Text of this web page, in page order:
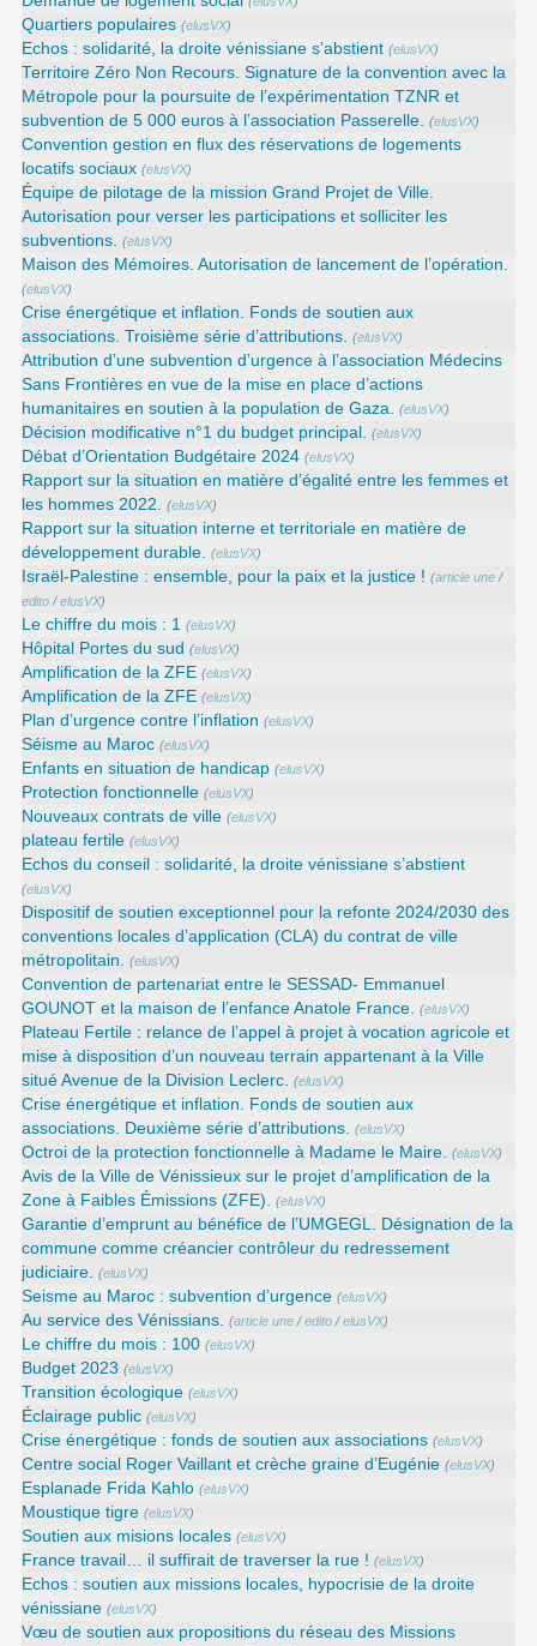
Quartiers populaires (elusVX)
Echos : solidarité, la droite vénissiane s’abstient (elusVX)
Territoire Zéro Non Recours. Signature de la convention avec la
Métropole pour la poursuite de l’expérimentation TZNR et
subvention de 5 000 euros à l’association Passerelle. (elusVX)
Convention gestion en flux des réservations de logements
locatifs sociaux (elusVX)
Équipe de pilotage de la mission Grand Projet de Ville.
Autorisation pour verser les participations et solliciter les
subventions. (elusVX)
Maison des Mémoires. Autorisation de lancement de l’opération.
(elusVX)
Crise énergétique et inflation. Fonds de soutien aux
associations. Troisième série d’attributions. (elusVX)
Attribution d’une subvention d’urgence à l’association Médecins
Sans Frontières en vue de la mise en place d’actions
humanitaires en soutien à la population de Gaza. (elusVX)
Décision modificative n°1 du budget principal. (elusVX)
Débat d’Orientation Budgétaire 2024 (elusVX)
Rapport sur la situation en matière d’égalité entre les femmes et
les hommes 2022. (elusVX)
Rapport sur la situation interne et territoriale en matière de
développement durable. (elusVX)
Israël-Palestine : ensemble, pour la paix et la justice ! (article une/
edito/elusVX)
Le chiffre du mois : 1 (elusVX)
Hôpital Portes du sud (elusVX)
Amplification de la ZFE (elusVX)
Amplification de la ZFE (elusVX)
Plan d’urgence contre l’inflation (elusVX)
Séisme au Maroc (elusVX)
Enfants en situation de handicap (elusVX)
Protection fonctionnelle (elusVX)
Nouveaux contrats de ville (elusVX)
plateau fertile (elusVX)
Echos du conseil : solidarité, la droite vénissiane s’abstient
(elusVX)
Dispositif de soutien exceptionnel pour la refonte 2024/2030 des
conventions locales d’application (CLA) du contrat de ville
métropolitain. (elusVX)
Convention de partenariat entre le SESSAD- Emmanuel
GOUNOT et la maison de l’enfance Anatole France. (elusVX)
Plateau Fertile : relance de l’appel à projet à vocation agricole et
mise à disposition d’un nouveau terrain appartenant à la Ville
situé Avenue de la Division Leclerc. (elusVX)
Crise énergétique et inflation. Fonds de soutien aux
associations. Deuxième série d’attributions. (elusVX)
Octroi de la protection fonctionnelle à Madame le Maire. (elusVX)
Avis de la Ville de Vénissieux sur le projet d’amplification de la
Zone à Faibles Émissions (ZFE). (elusVX)
Garantie d’emprunt au bénéfice de l’UMGEGL. Désignation de la
commune comme créancier contrôleur du redressement
judiciaire. (elusVX)
Seisme au Maroc : subvention d’urgence (elusVX)
Au service des Vénissians. (article une/edito/elusVX)
Le chiffre du mois : 100 (elusVX)
Budget 2023 (elusVX)
Transition écologique (elusVX)
Éclairage public (elusVX)
Crise énergétique : fonds de soutien aux associations (elusVX)
Centre social Roger Vaillant et crèche graine d’Eugénie (elusVX)
Esplanade Frida Kahlo (elusVX)
Moustique tigre (elusVX)
Soutien aux misions locales (elusVX)
France travail… il suffirait de traverser la rue ! (elusVX)
Echos : soutien aux missions locales, hypocrisie de la droite
vénissiane (elusVX)
Vœu de soutien aux propositions du réseau des Missions